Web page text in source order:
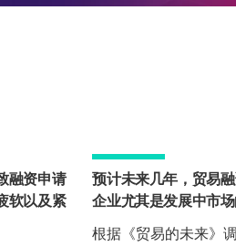
融资申请
软以及紧
预计未来几年，贸易
企业尤其是发展中市
根据《贸易的未来》